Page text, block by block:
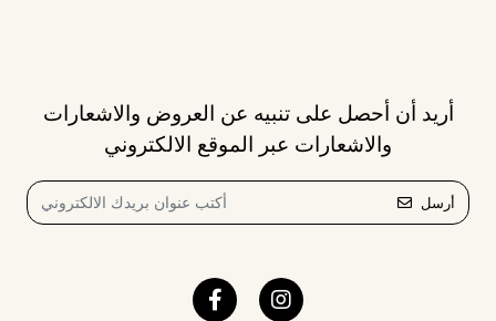
أريد أن أحصل على تنبيه عن العروض والاشعارات
والاشعارات عبر الموقع الالكتروني
أرسل